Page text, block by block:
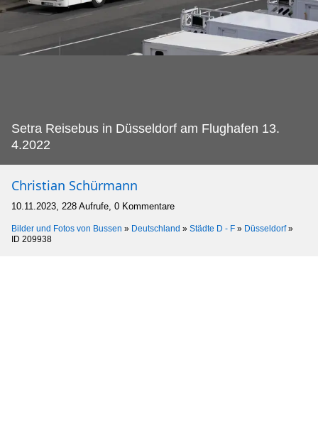
Setra Reisebus in Düsseldorf am Flughafen 13.
4.2022
Christian Schürmann
10.11.2023, 228 Aufrufe, 0 Kommentare
Bilder und Fotos von Bussen » Deutschland » Städte D - F » Düsseldorf»
ID 209938